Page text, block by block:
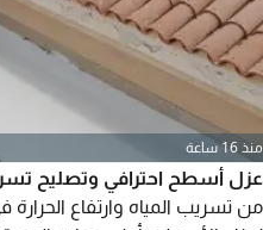
منذ 16 ساعة
عزل أسطح احترافي وتصليح
من تسريب المياه وارتفاع